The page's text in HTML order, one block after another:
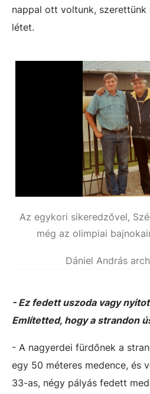
nappal ott voltunk, szerettünk
létet.
Az egykori sikeredzővel,
még az olimpiai
Dániel András
- Ez fedett uszoda vagy
Említetted, hogy a strandon
- A nagyerdei fürdőnek a
egy 50 méteres medence, és
33-as, négy pályás fedett